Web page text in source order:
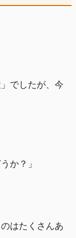
でしたが、今
か？」
はたくさんあ